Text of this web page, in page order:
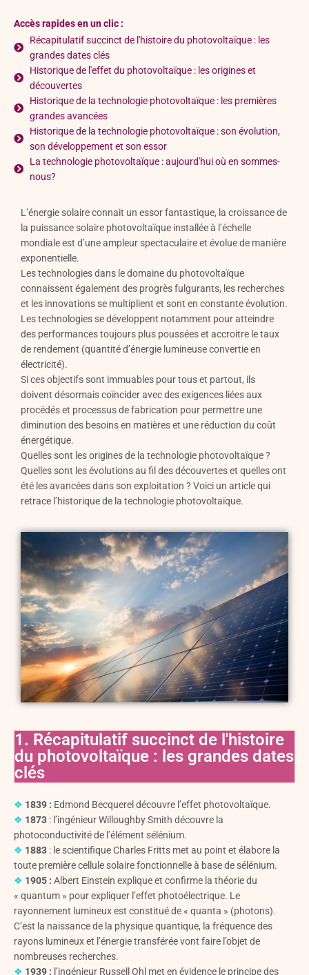
Accès rapides en un clic :
Récapitulatif succinct de l'histoire du photovoltaïque : les
grandes dates clés
Historique de l'effet du photovoltaïque : les origines et
découvertes
Historique de la technologie photovoltaïque : les premières
grandes avancées
Historique de la technologie photovoltaïque : son évolution,
son développement et son essor
La technologie photovoltaïque : aujourd'hui où en sommes-
nous?
L’énergie solaire connait un essor fantastique, la croissance de
la puissance solaire photovoltaïque installée à l’échelle
mondiale est d’une ampleur spectaculaire et évolue de manière
exponentielle.
Les technologies dans le domaine du photovoltaïque
connaissent également des progrès fulgurants, les recherches
et les innovations se multiplient et sont en constante évolution.
Les technologies se développent notamment pour atteindre
des performances toujours plus poussées et accroitre le taux
de rendement (quantité d’énergie lumineuse convertie en
électricité).
Si ces objectifs sont immuables pour tous et partout, ils
doivent désormais coïncider avec des exigences liées aux
procédés et processus de fabrication pour permettre une
diminution des besoins en matières et une réduction du coût
énergétique.
Quelles sont les origines de la technologie photovoltaïque ?
Quelles sont les évolutions au fil des découvertes et quelles ont
été les avancées dans son exploitation ? Voici un article qui
retrace l’historique de la technologie photovoltaïque.
1. Récapitulatif succinct de l'histoire
du photovoltaïque : les grandes dates
clés
❖ 1839 : Edmond Becquerel découvre l’effet photovoltaïque.
❖ 1873 : l’ingénieur Willoughby Smith découvre la
photoconductivité de l’élément sélénium.
❖ 1883 : le scientifique Charles Fritts met au point et élabore la
toute première cellule solaire fonctionnelle à base de sélénium.
❖ 1905 : Albert Einstein explique et confirme la théorie du
« quantum » pour expliquer l’effet photoélectrique. Le
rayonnement lumineux est constitué de « quanta » (photons).
C’est la naissance de la physique quantique, la fréquence des
rayons lumineux et l’énergie transférée vont faire l’objet de
nombreuses recherches.
❖ 1939 : l’ingénieur Russell Ohl met en évidence le principe des